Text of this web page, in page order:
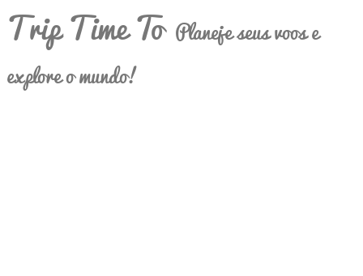
Trip Time To Planeje seus voos e
explore o mundo!